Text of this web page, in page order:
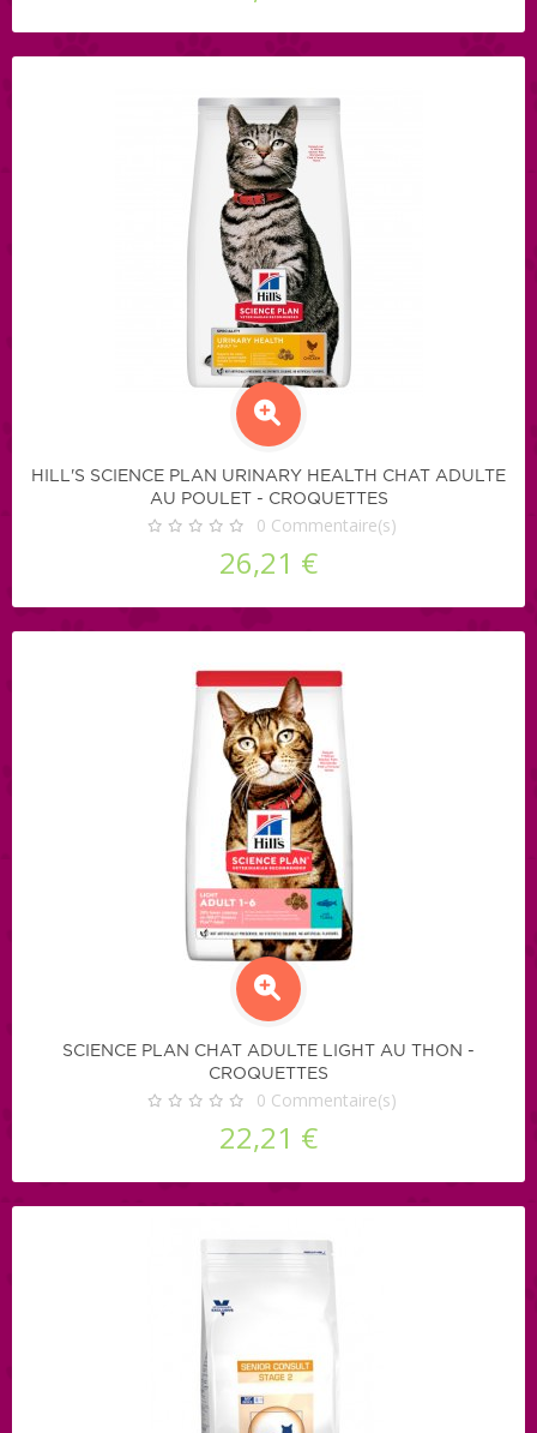
HILL'S SCIENCE PLAN URINARY HEALTH CHAT ADULTE
AU POULET - CROQUETTES
0 Commentaire(s)
26,21 €
SCIENCE PLAN CHAT ADULTE LIGHT AU THON -
CROQUETTES
0 Commentaire(s)
22,21 €